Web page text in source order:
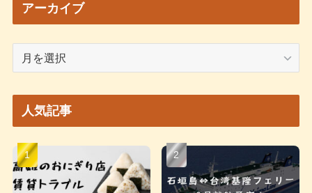
アーカイブ
ブ
人気記事